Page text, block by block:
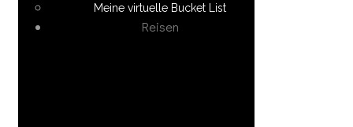
Meine virtuelle Bucket List
Reisen